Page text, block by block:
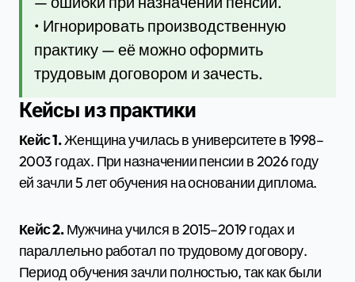
• Игнорировать производственную
практику — её можно оформить
трудовым договором и зачесть.
Кейсы из практики
Кейс 1.Женщина училась в университете в 1998–
2003 годах. При назначении пенсии в 2026 году
ей зачли 5 лет обучения на основании диплома.
Кейс 2.Мужчина учился в 2015–2019 годах и
параллельно работал по трудовому договору.
Период обучения зачли полностью, так как были